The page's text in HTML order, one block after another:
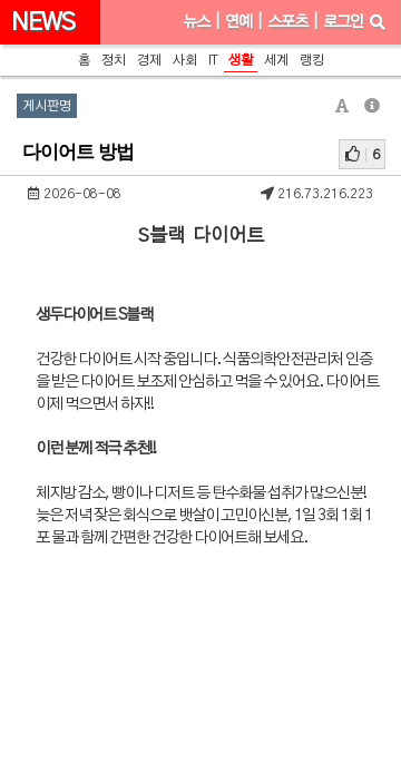
NEWS 뉴스 연예 스포츠 로그인
홈 정치 경제 사회 IT 생활 세계 랭킹
게시판명
다이어트 방법 6
2026-08-08 216.73.216.223
S블랙 다이어트
생두다이어트 S블랙
건강한 다이어트 시작 중입니다. 식품의학안전관리처 인증
을 받은 다이어트 보조제 안심하고 먹을 수 있어요. 다이어트
이제 먹으면서 하자!!
이런 분께 적극 추천!!
체지방 감소, 빵이나 디저트 등 탄수화물 섭취가 많으신분!
늦은 저녁 잦은 회식으로 뱃살이 고민이신분, 1일 3회 1회 1
포 물과 함께 간편한 건강한 다이어트해 보세요.